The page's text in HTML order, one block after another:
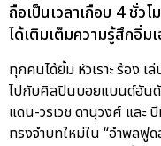
ถือเป็นเวลาเกือบ 4 ชั่ว
ได้เติมเต็มความรู้สึกอิ่ม
ทุกคนได้ยิ้ม หัวเราะ ร้อง เ
ไปกับศิลปินบอยแบนด์อันดั
แดน-วรเวช ดานุวงศ์ และ
ทรงจำบทใหม่ใน “อำพลฟู